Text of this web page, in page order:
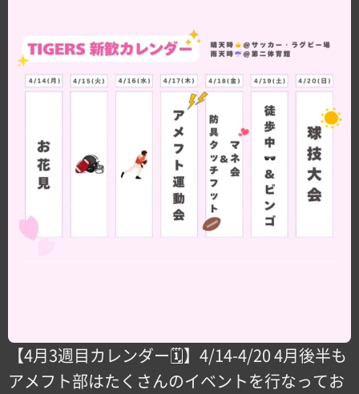
【4月3週目カレンダー🗓️】4/14-4/20 4月後半も
アメフト部はたくさんのイベントを行なってお